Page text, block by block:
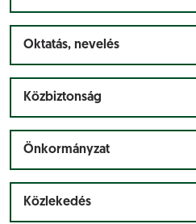
Oktatás, nevelés
Közbiztonság
Önkormányzat
Közlekedés